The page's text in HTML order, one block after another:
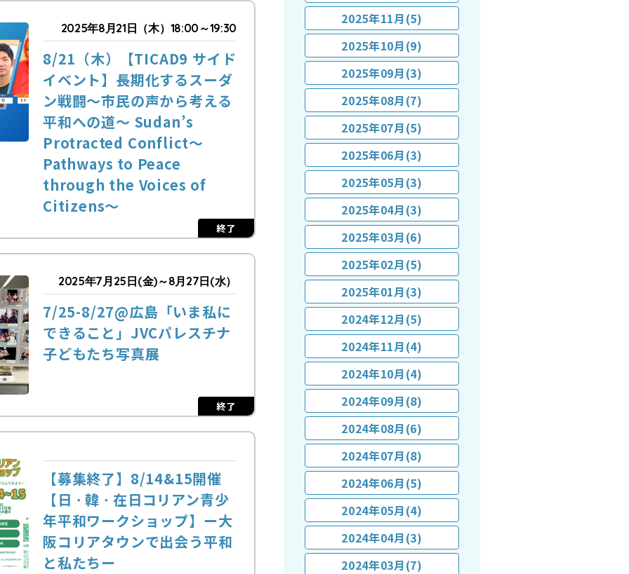
2025年8月21日（木）18:00～19:30
8/21（木）【TICAD9 サイド
イベント】長期化するスーダ
ン戦闘～市民の声から考える
平和への道～ Sudan’s
Protracted Conflict～
Pathways to Peace
through the Voices of
Citizens～
終了
2025年7月25日(金)～8月27日(水）
7/25-8/27@広島「いま私に
できること」JVCパレスチナ
子どもたち写真展
終了
【募集終了】8/14&15開催
【日ㆍ韓ㆍ在日コリアン青少
年平和ワークショップ】ー大
阪コリアタウンで出会う平和
と私たちー
2025年11月(5)
2025年10月(9)
2025年09月(3)
2025年08月(7)
2025年07月(5)
2025年06月(3)
2025年05月(3)
2025年04月(3)
2025年03月(6)
2025年02月(5)
2025年01月(3)
2024年12月(5)
2024年11月(4)
2024年10月(4)
2024年09月(8)
2024年08月(6)
2024年07月(8)
2024年06月(5)
2024年05月(4)
2024年04月(3)
2024年03月(7)